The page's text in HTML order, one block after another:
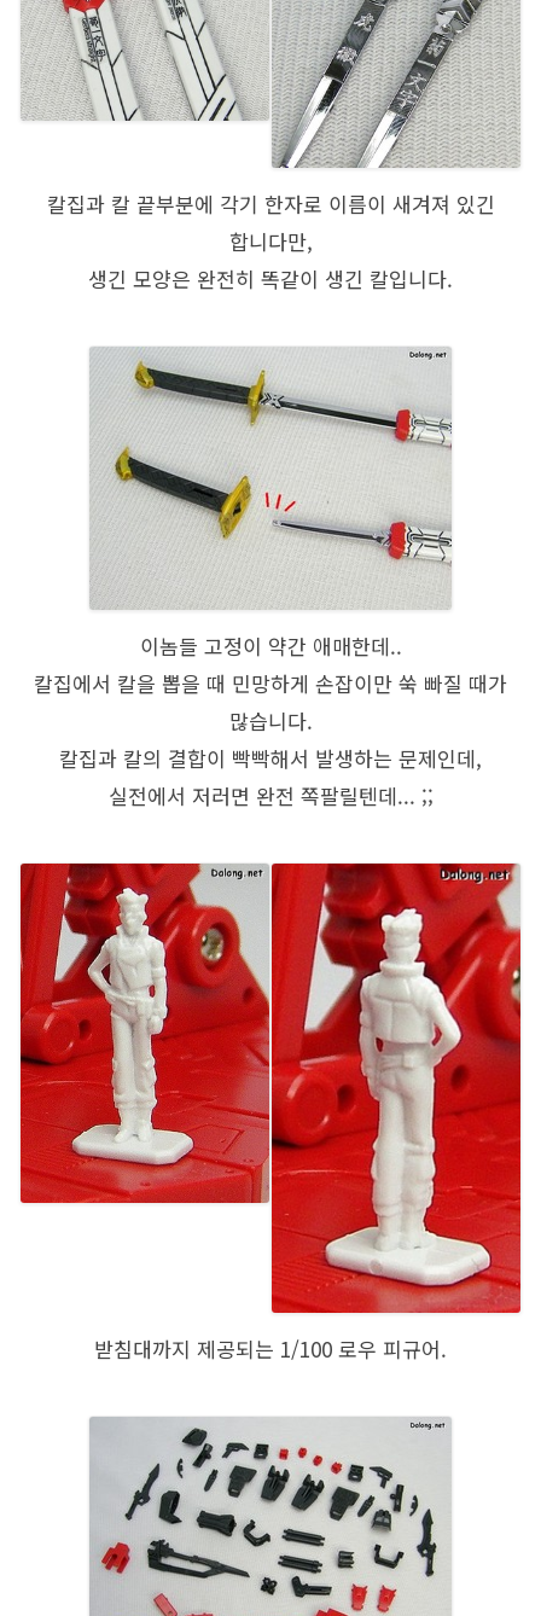
칼집과 칼 끝부분에 각기 한자로 이름이 새겨져 있긴
합니다만,
생긴 모양은 완전히 똑같이 생긴 칼입니다.
이놈들 고정이 약간 애매한데..
칼집에서 칼을 뽑을 때 민망하게 손잡이만 쑥 빠질 때가
많습니다.
칼집과 칼의 결합이 빡빡해서 발생하는 문제인데,
실전에서 저러면 완전 쪽팔릴텐데... ;;
받침대까지 제공되는 1/100 로우 피규어.